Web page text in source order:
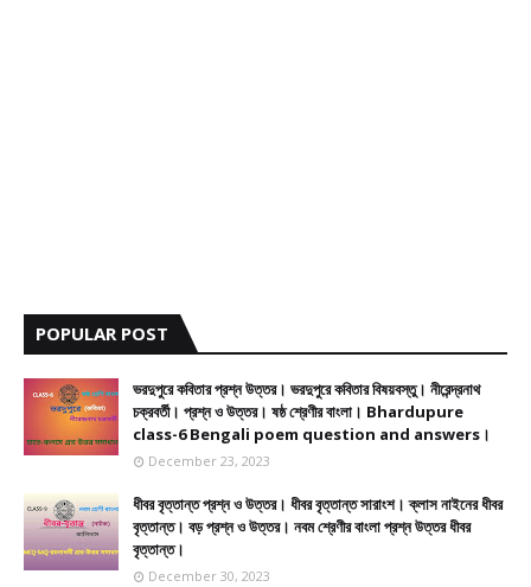
POPULAR POST
ভরদুপুরে কবিতার প্রশ্ন উত্তর। ভরদুপুরে কবিতার বিষয়বস্তু। নীরেন্দ্রনাথ
চক্রবর্তী। প্রশ্ন ও উত্তর। ষষ্ঠ শ্রেণীর বাংলা। Bhardupure
class-6 Bengali poem question and answers।
December 23, 2023
ধীবর বৃত্তান্ত প্রশ্ন ও উত্তর। ধীবর বৃত্তান্ত সারাংশ। ক্লাস নাইনের ধীবর
বৃত্তান্ত। বড় প্রশ্ন ও উত্তর। নবম শ্রেণীর বাংলা প্রশ্ন উত্তর ধীবর
বৃত্তান্ত।
December 30, 2023